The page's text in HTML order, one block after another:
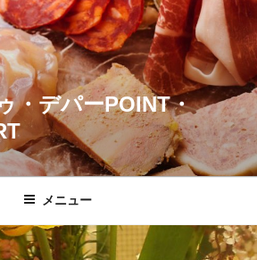
・デパーPOINT・
メニュー